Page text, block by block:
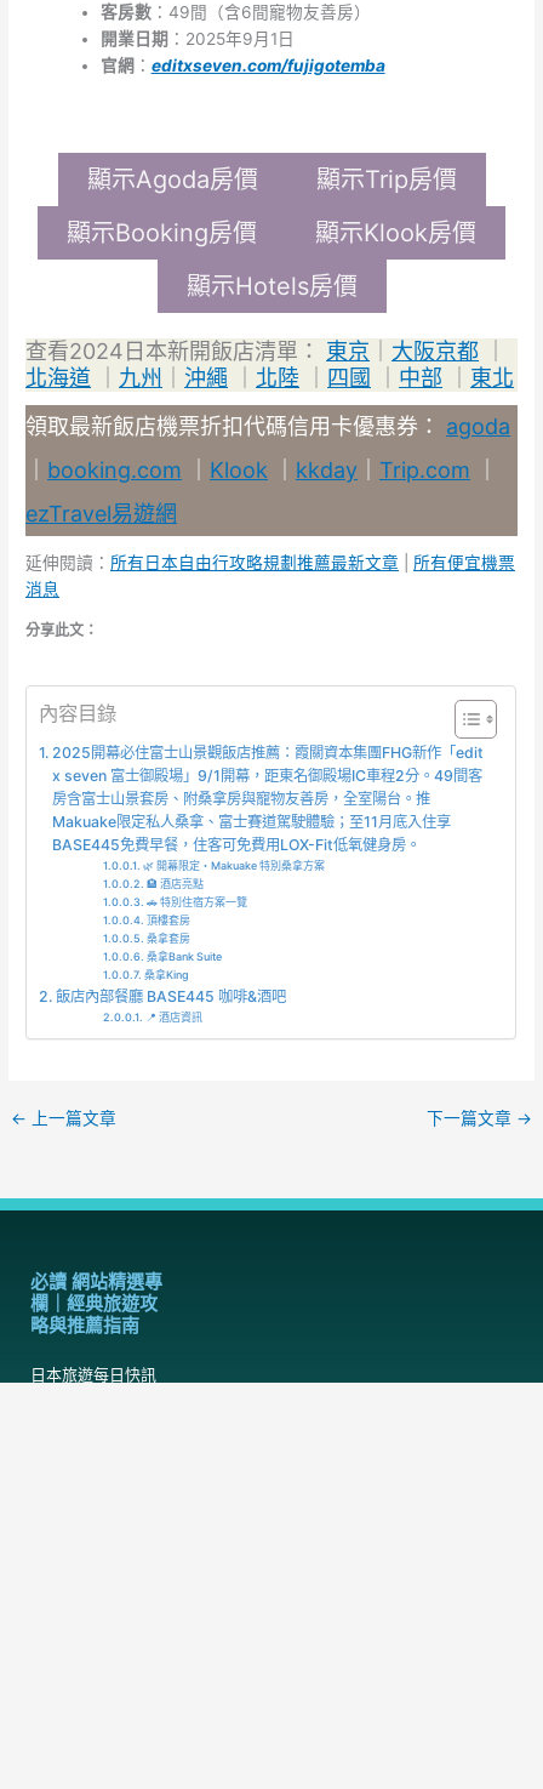
客房數：49間（含6間寵物友善房）
開業日期 ：2025年9月1日
官網 ： editxseven.com/fujigotemba
顯示Agoda房價
顯示Trip房價
顯示Booking房價
顯示Klook房價
顯示Hotels房價
查看2024日本新開飯店清單： 東京 大阪京都
北海道
九州 ｜沖繩 北陸 四國 中部
東北
領取最新飯店機票折扣代碼信用卡優惠券： agoda
booking.com Klook kkday Trip.com
ezTravel易遊網
延伸閱讀： 所有日本自由行攻略規劃推薦最新文章
所有便宜機票
消息
分享此文：
內容目錄
2025開幕必住富士山景觀飯店推薦：霞關資本集團FHG新作「edit
x seven 富士御殿場」9/1開幕，距東名御殿場IC車程2分。49間客
房含富士山景套房、附桑拿房與寵物友善房，全室陽台。推
Makuake限定私人桑拿、富士賽道駕駛體驗；至11月底入住享
BASE445免費早餐，住客可免費用LOX-Fit低氧健身房。
🌿 開幕限定・Makuake 特別桑拿方案
🏨 酒店亮點
🚗 特別住宿方案一覽
頂樓套房
桑拿套房
桑拿Bank Suite
桑拿King
飯店內部餐廳 BASE445 咖啡&酒吧
📍 酒店資訊
← 上一篇文章 下一篇文章 →
必讀 網站精選專
欄｜經典旅遊攻
略與推薦指南
日本旅遊每日快訊